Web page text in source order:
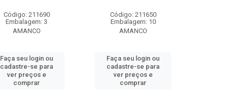
Código: 211690
Embalagem: 3
AMANCO
Faça seu login ou
cadastre-se para
ver preços e
comprar
Código: 211650
Embalagem: 10
AMANCO
Faça seu login ou
cadastre-se para
ver preços e
comprar